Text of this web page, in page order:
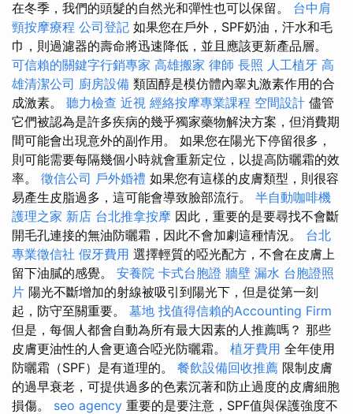
在冬季，我們的頭髮的自然光和彈性也可以保留。 台中肩
頸按摩療程 公司登記 如果您在戶外，SPF奶油，汗水和毛
巾，則過濾器的壽命將迅速降低，並且應該更新產品層。
可信賴的關鍵字行銷專家 高雄搬家 律師 長照 人工植牙 高
雄清潔公司 廚房設備 類固醇是模仿體內睾丸激素作用的合
成激素。 聽力檢查 近視 經絡按摩專業課程 空間設計 儘管
它們被認為是許多疾病的幾乎獨家藥物解決方案，但消費期
間可能會出現意外的副作用。 如果您在陽光下停留很多，
則可能需要每隔幾個小時就會重新定位，以提高防曬霜的效
率。 徵信公司 戶外婚禮 如果您有這樣的皮膚類型，則很容
易產生皮脂過多，這可能會導致臉部流行。 半自動咖啡機
護理之家 新店 台北推拿按摩 因此，重要的是要尋找不會斷
開毛孔連接的無油防曬霜，因此不會加劇這種情況。 台北
專業徵信社 假牙費用 選擇輕質的啞光配方，不會在皮膚上
留下油膩的感覺。 安養院 卡式台胞證 牆壁 漏水 台胞證照
片 陽光不斷增加的射線被吸引到陽光下，但是從第一刻
起，防守至關重要。 墓地 找值得信賴的Accounting Firm
但是，每個人都會自動為所有最大因素的人推薦嗎？ 那些
皮膚更油性的人會更適合啞光防曬霜。 植牙費用 全年使用
防曬霜（SPF）是有道理的。 餐飲設備回收推薦 限制皮膚
的過早衰老，可提供過多的色素沉著和防止過度的皮膚細胞
損傷。 seo agency 重要的是要注意，SPF值與保護強度不